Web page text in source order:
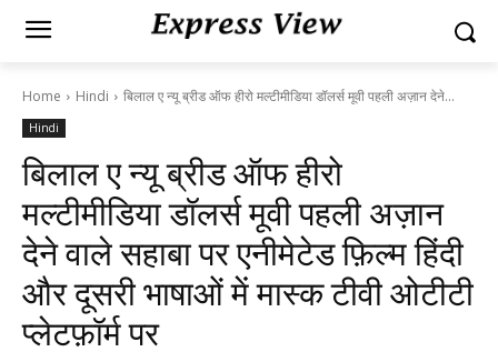
Home Hindi बिलाल ए न्यू ब्रीड ऑफ हीरो मल्टीमीडिया डॉलर्स मूवी पहली अज़ान देने...
Hindi
बिलाल ए न्यू ब्रीड ऑफ हीरो
मल्टीमीडिया डॉलर्स मूवी पहली अज़ान
देने वाले सहाबा पर एनीमेटेड फ़िल्म हिंदी
और दूसरी भाषाओं में मास्क टीवी ओटीटी
प्लेटफ़ॉर्म पर